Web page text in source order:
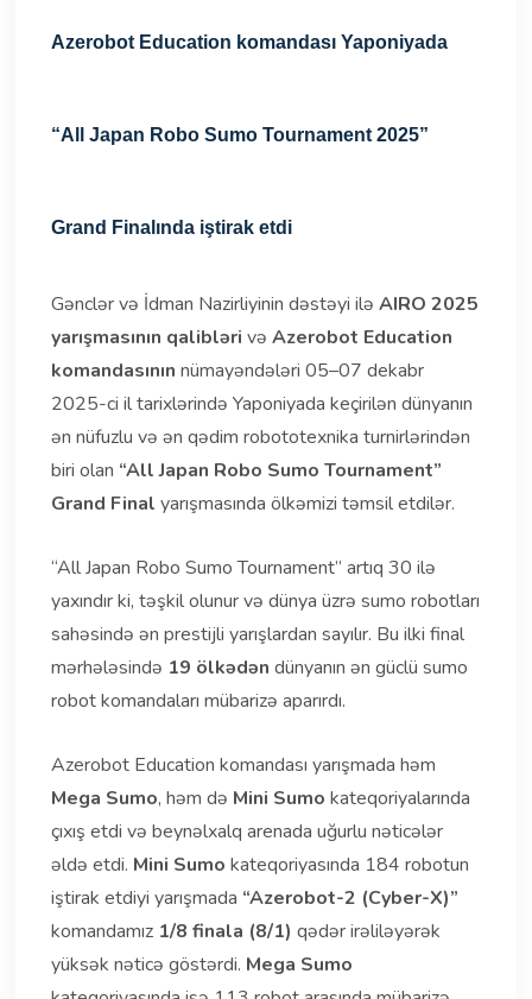
Azerobot Education komandası Yaponiyada
“All Japan Robo Sumo Tournament 2025”
Grand Finalında iştirak etdi
Gənclər və İdman Nazirliyinin dəstəyi ilə AIRO 2025
yarışmasının qalibləri və Azerobot Education
komandasının nümayəndələri 05–07 dekabr
2025-ci il tarixlərində Yaponiyada keçirilən dünyanın
ən nüfuzlu və ən qədim robototexnika turnirlərindən
biri olan “All Japan Robo Sumo Tournament”
Grand Final yarışmasında ölkəmizi təmsil etdilər.
“All Japan Robo Sumo Tournament” artıq 30 ilə
yaxındır ki, təşkil olunur və dünya üzrə sumo robotları
sahəsində ən prestijli yarışlardan sayılır. Bu ilki final
mərhələsində 19 ölkədən dünyanın ən güclü sumo
robot komanda­ları mübarizə aparırdı.
Azerobot Education komandası yarışmada həm
Mega Sumo, həm də Mini Sumo kateqoriyalarında
çıxış etdi və beynəlxalq arenada uğurlu nəticələr
əldə etdi. Mini Sumo kateqoriyasında 184 robotun
iştirak etdiyi yarışmada “Azerobot-2 (Cyber-X)”
komandamız 1/8 finala (8/1) qədər irəliləyərək
yüksək nəticə göstərdi. Mega Sumo